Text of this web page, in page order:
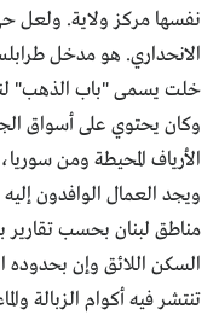
نفسها مركز ولاية. ولعل
الانحداري. هو مدخل
خلت يسمى "باب الذهب"
وكان يحتوي على أسواق
الأرياف المحيطة ومن
ويجد العمال الوافدون
مناطق لبنان بحسب تقارير
السكن اللائق وإن بحدوده
تنتشر فيه أكوام الزبالة